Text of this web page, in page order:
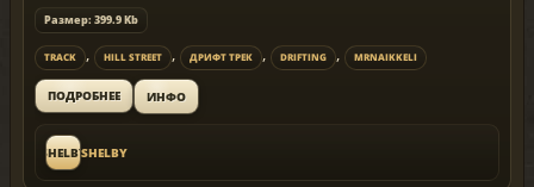
Размер: 399.9 Kb
TRACK , HILL STREET , ДРИФТ ТРЕК , DRIFTING , MRNAIKKELI
ПОДРОБНЕЕ ИНФО
SHELBYSHELBY